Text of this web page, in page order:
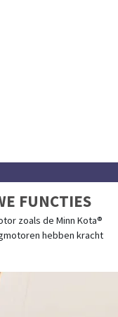
FUNCTIES
zoals de Minn Kota®
hebben kracht